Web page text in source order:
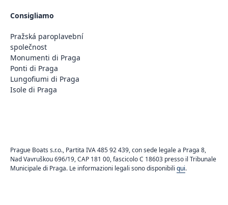
Consigliamo
Pražská paroplavební
společnost
Monumenti di Praga
Ponti di Praga
Lungofiumi di Praga
Isole di Praga
Prague Boats s.r.o., Partita IVA 485 92 439, con sede legale a Praga 8,
Nad Vavruškou 696/19, CAP 181 00, fascicolo C 18603 presso il Tribunale
Municipale di Praga. Le informazioni legali sono disponibili qui.